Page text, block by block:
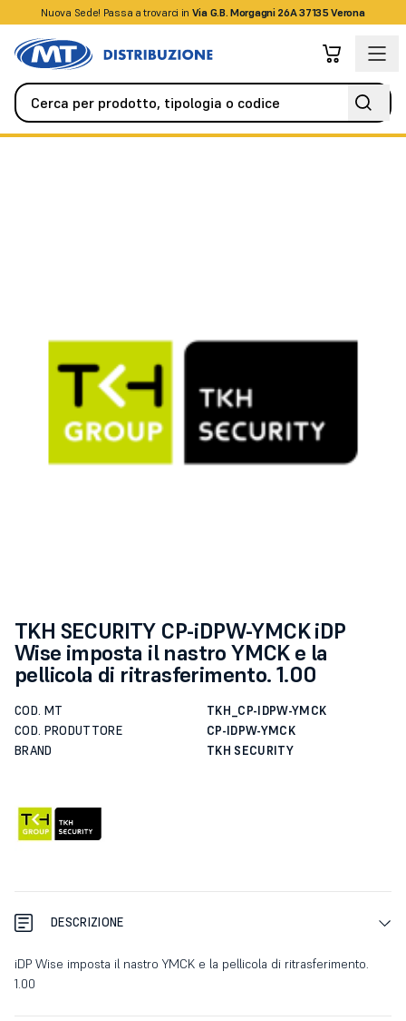
Nuova Sede! Passa a trovarci in Via G.B. Morgagni 26A 37135 Verona
+39045509826
TKH SECURITY CP-iDPW-YMCK iDP
Wise imposta il nastro YMCK e la
pellicola di ritrasferimento. 1.00
COD. MT
TKH_CP-IDPW-YMCK
COD. PRODUTTORE
CP-IDPW-YMCK
BRAND
TKH SECURITY
DESCRIZIONE
iDP Wise imposta il nastro YMCK e la pellicola di ritrasferimento.
1.00